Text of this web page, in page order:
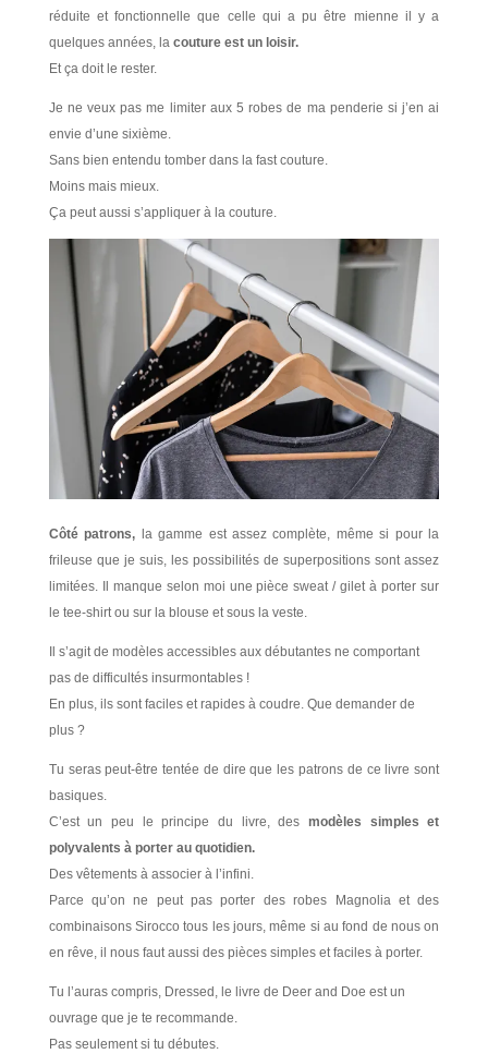
réduite et fonctionnelle que celle qui a pu être mienne il y a
quelques années, la couture est un loisir.
Et ça doit le rester.
Je ne veux pas me limiter aux 5 robes de ma penderie si j’en ai
envie d’une sixième.
Sans bien entendu tomber dans la fast couture.
Moins mais mieux.
Ça peut aussi s’appliquer à la couture.
Côté patrons, la gamme est assez complète, même si pour la
frileuse que je suis, les possibilités de superpositions sont assez
limitées. Il manque selon moi une pièce sweat / gilet à porter sur
le tee-shirt ou sur la blouse et sous la veste.
Il s’agit de modèles accessibles aux débutantes ne comportant
pas de difficultés insurmontables !
En plus, ils sont faciles et rapides à coudre. Que demander de
plus ?
Tu seras peut-être tentée de dire que les patrons de ce livre sont
basiques.
C’est un peu le principe du livre, des modèles simples et
polyvalents à porter au quotidien.
Des vêtements à associer à l’infini.
Parce qu’on ne peut pas porter des robes Magnolia et des
combinaisons Sirocco tous les jours, même si au fond de nous on
en rêve, il nous faut aussi des pièces simples et faciles à porter.
Tu l’auras compris, Dressed, le livre de Deer and Doe est un
ouvrage que je te recommande.
Pas seulement si tu débutes.